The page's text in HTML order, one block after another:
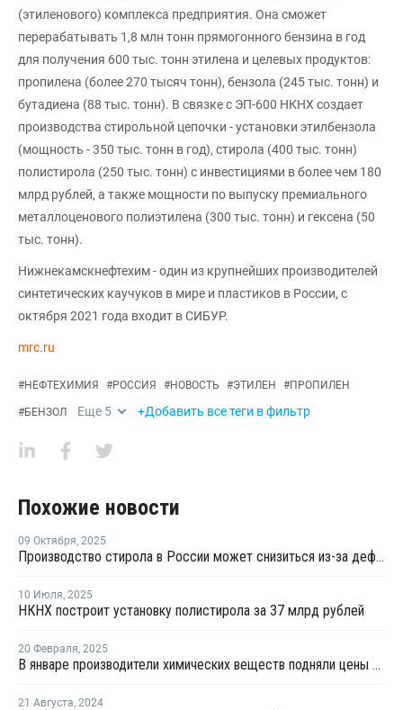
(этиленового) комплекса предприятия. Она сможет
перерабатывать 1,8 млн тонн прямогонного бензина в год
для получения 600 тыс. тонн этилена и целевых продуктов:
пропилена (более 270 тысяч тонн), бензола (245 тыс. тонн) и
бутадиена (88 тыс. тонн). В связке с ЭП-600 НКНХ создает
производства стирольной цепочки - установки этилбензола
(мощность - 350 тыс. тонн в год), стирола (400 тыс. тонн)
полистирола (250 тыс. тонн) с инвестициями в более чем 180
млрд рублей, а также мощности по выпуску премиального
металлоценового полиэтилена (300 тыс. тонн) и гексена (50
тыс. тонн).
Нижнекамскнефтехим - один из крупнейших производителей
синтетических каучуков в мире и пластиков в России, с
октября 2021 года входит в СИБУР.
mrc.ru
#НЕФТЕХИМИЯ #РОССИЯ #НОВОСТЬ #ЭТИЛЕН #ПРОПИЛЕН
#БЕНЗОЛ Еще 5 +Добавить все теги в фильтр
Похожие новости
09 Октября, 2025
Производство стирола в России может снизиться из-за дефицита бензола
10 Июля, 2025
НКНХ построит установку полистирола за 37 млрд рублей
20 Февраля, 2025
В январе производители химических веществ подняли цены на 2,9%
21 Августа, 2024